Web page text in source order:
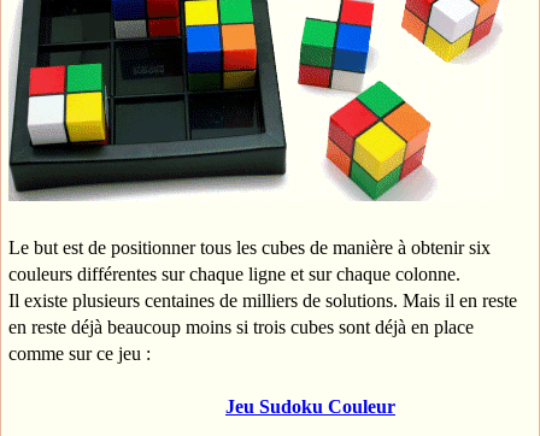
Le but est de positionner tous les cubes de manière à obtenir six
couleurs différentes sur chaque ligne et sur chaque colonne.
Il existe plusieurs centaines de milliers de solutions. Mais il en reste
en reste déjà beaucoup moins si trois cubes sont déjà en place
comme sur ce jeu :
Jeu Sudoku Couleur